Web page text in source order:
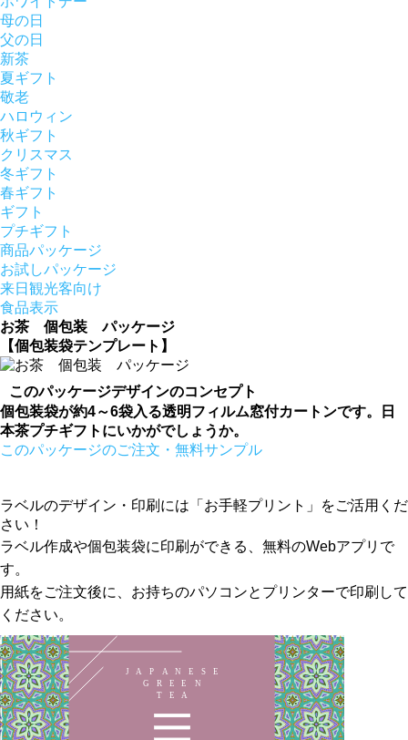
母の日
父の日
新茶
夏ギフト
敬老
ハロウィン
秋ギフト
クリスマス
冬ギフト
春ギフト
ギフト
プチギフト
商品パッケージ
お試しパッケージ
来日観光客向け
食品表示
お茶 個包装 パッケージ
【個包装袋テンプレート】
このパッケージデザインのコンセプト
個包装袋が約4～6袋入る透明フィルム窓付カートンです。日
本茶プチギフトにいかがでしょうか。
このパッケージのご注文・無料サンプル
ラベルのデザイン・印刷には「お手軽プリント」をご活用くだ
さい！
ラベル作成や個包装袋に印刷ができる、無料のWebアプリで
す。
用紙をご注文後に、お持ちのパソコンとプリンターで印刷して
ください。